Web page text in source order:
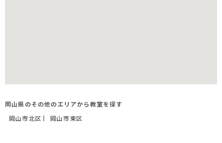
岡山県のその他のエリアから教室を探す
岡山市北区
岡山市東区